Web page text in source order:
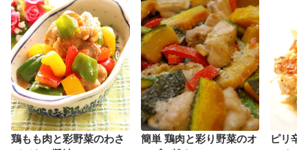
鶏もも肉と彩野菜のわさ
簡単 鶏肉と彩り野菜のオ
ピリ辛